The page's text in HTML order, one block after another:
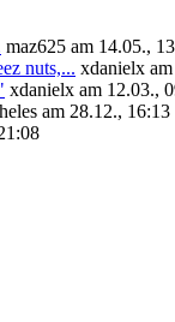
maz625 am 14.05.,
nuts,... xdanielx
xdanielx am 12.03.,
am 28.12., 16:13